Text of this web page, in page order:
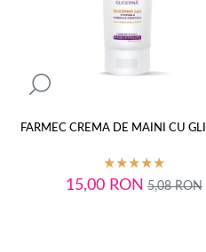
FARMEC CREMA DE MAINI CU
15,00 RON 5,08RON